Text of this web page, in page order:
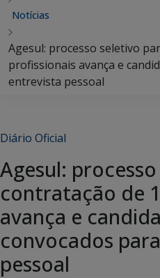
Notícias
Agesul: processo seletivo
profissionais avança e
entrevista pessoal
Diário Oficial
Agesul:
contratação de
avança e
convocados
pessoal